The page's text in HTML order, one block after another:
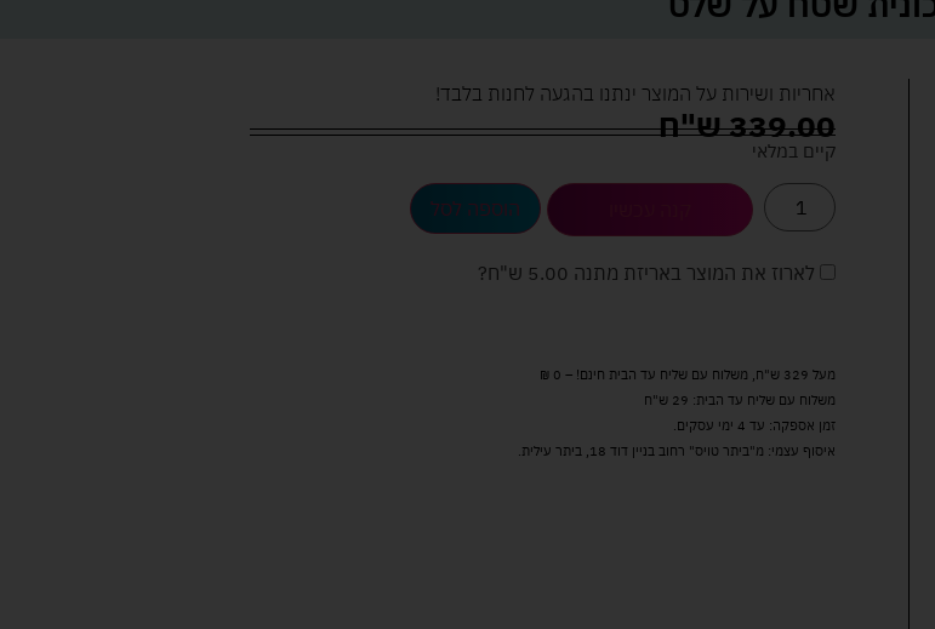
אחריות ושירות על המוצר ינתנו בהגעה לחנות בלבד!
339.00ש"ח
קיים במלאי
הוספה לסל
לארוז את המוצר באריזת מתנה 5.00 ש"ח ?
מעל 329 ש"ח, משלוח עם שליח עד הבית חינם! – 0 ₪
משלוח עם שליח עד הבית: 29 ש"ח
זמן אספקה: עד 4 ימי עסקים.
איסוף עצמי: מ"ביתר טויס" רחוב בניין דוד 18, ביתר עילית.